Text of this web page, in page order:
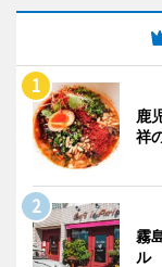
鹿
祥
霧
ル